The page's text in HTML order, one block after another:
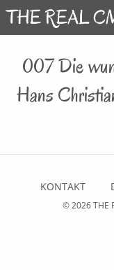
007 Die
Hans
KONTAKT
© 2026THE